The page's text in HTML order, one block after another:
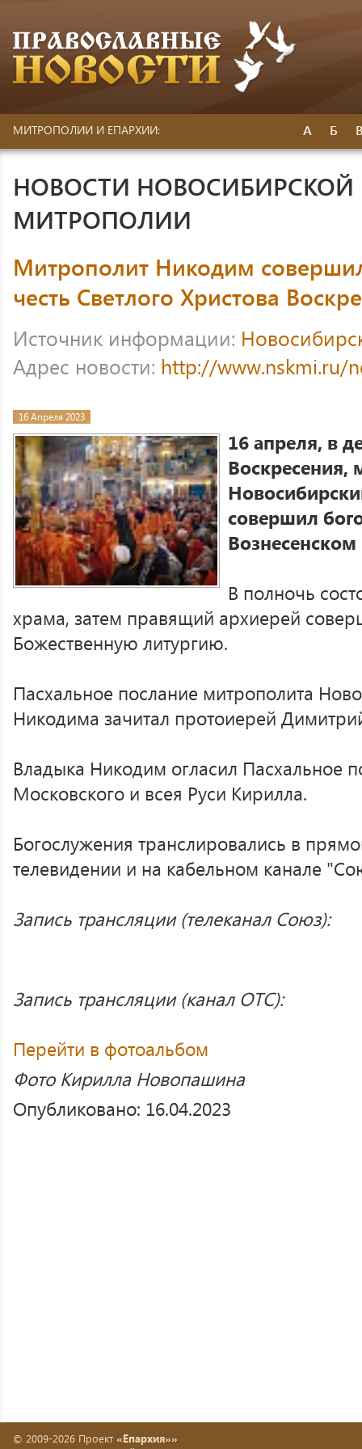
МИТРОПОЛИИ И ЕПАРХИИ: А Б
НОВОСТИ НОВОСИБИРСКОЙ
МИТРОПОЛИИ
Митрополит Никодим
честь Светлого Христова
Источник информации:
Адрес новости: http://www.nskmi.ru/
16 Апреля 2023
16 апреля, в
Воскресения,
совершил
В полночь
храма, затем правящий архиерей
Божественную литургию.
Пасхальное послание митрополита
Никодима зачитал протоиерей
Владыка Никодим огласил Пасхальное
Московского и всея Руси Кирилла.
Богослужения транслировались в
телевидении и на кабельном канале
Запись трансляции (телеканал Союз):
Запись трансляции (канал ОТС):
Перейти в фотоальбом
Фото Кирилла Новопашина
Опубликовано: 16.04.2023
© 2009-2026 Проект «Епархия»»